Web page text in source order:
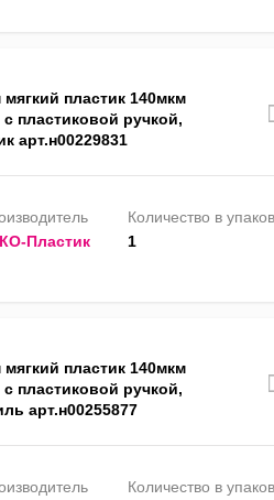
пластик 140мкм
пластиковой ручкой,
арт.н00229831
Пластик
Количество в
1
пластик 140мкм
пластиковой ручкой,
арт.н00255877
Количество в